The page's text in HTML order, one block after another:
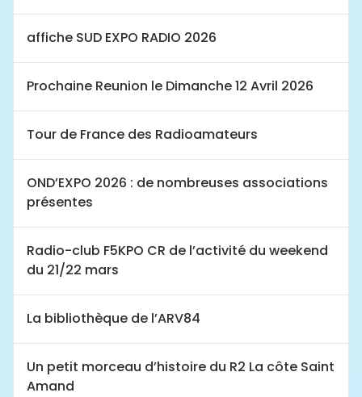
affiche SUD EXPO RADIO 2026
Prochaine Reunion le Dimanche 12 Avril 2026
Tour de France des Radioamateurs
OND’EXPO 2026 : de nombreuses associations
présentes
Radio-club F5KPO CR de l’activité du weekend
du 21/22 mars
La bibliothèque de l’ARV84
Un petit morceau d’histoire du R2 La côte Saint
Amand